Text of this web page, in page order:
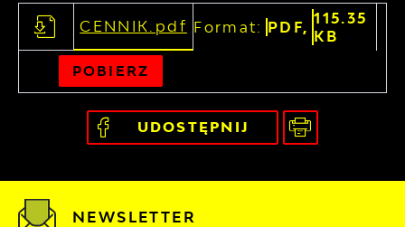
CENNIK.pdf Format: PDF, 115.35
KB
POBIERZ
UDOSTĘPNIJ
NEWSLETTER